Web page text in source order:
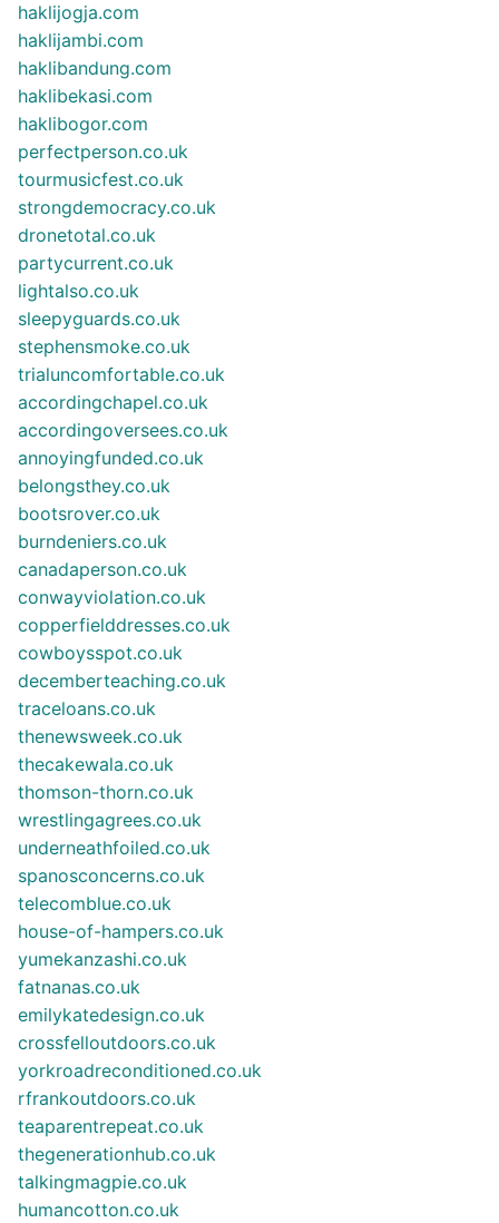
haklijogja.com
haklijambi.com
haklibandung.com
haklibekasi.com
haklibogor.com
perfectperson.co.uk
tourmusicfest.co.uk
strongdemocracy.co.uk
dronetotal.co.uk
partycurrent.co.uk
lightalso.co.uk
sleepyguards.co.uk
stephensmoke.co.uk
trialuncomfortable.co.uk
accordingchapel.co.uk
accordingoversees.co.uk
annoyingfunded.co.uk
belongsthey.co.uk
bootsrover.co.uk
burndeniers.co.uk
canadaperson.co.uk
conwayviolation.co.uk
copperfielddresses.co.uk
cowboysspot.co.uk
decemberteaching.co.uk
traceloans.co.uk
thenewsweek.co.uk
thecakewala.co.uk
thomson-thorn.co.uk
wrestlingagrees.co.uk
underneathfoiled.co.uk
spanosconcerns.co.uk
telecomblue.co.uk
house-of-hampers.co.uk
yumekanzashi.co.uk
fatnanas.co.uk
emilykatedesign.co.uk
crossfelloutdoors.co.uk
yorkroadreconditioned.co.uk
rfrankoutdoors.co.uk
teaparentrepeat.co.uk
thegenerationhub.co.uk
talkingmagpie.co.uk
humancotton.co.uk